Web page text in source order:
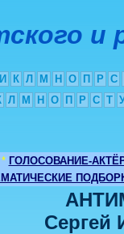
и
И К Л М Н О П Р С
Л М Н О П Р С Т
* ГОЛОСОВАНИЕ-
Сергей